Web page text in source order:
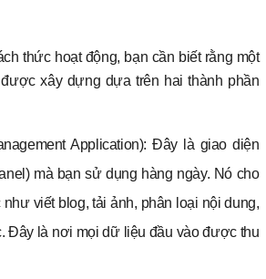
thức hoạt động, bạn cần biết rằng một
xây dựng dựa trên hai thành phần
Application): Đây là giao diện
mà bạn sử dụng hàng ngày. Nó cho
như viết blog, tải ảnh, phân loại nội dung,
Đây là nơi mọi dữ liệu đầu vào được thu